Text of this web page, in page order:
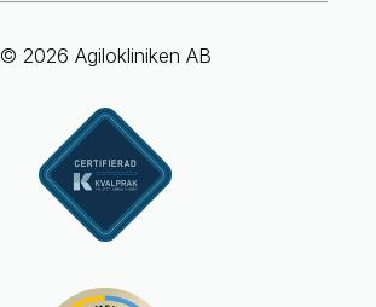
© 2026 Agilokliniken AB